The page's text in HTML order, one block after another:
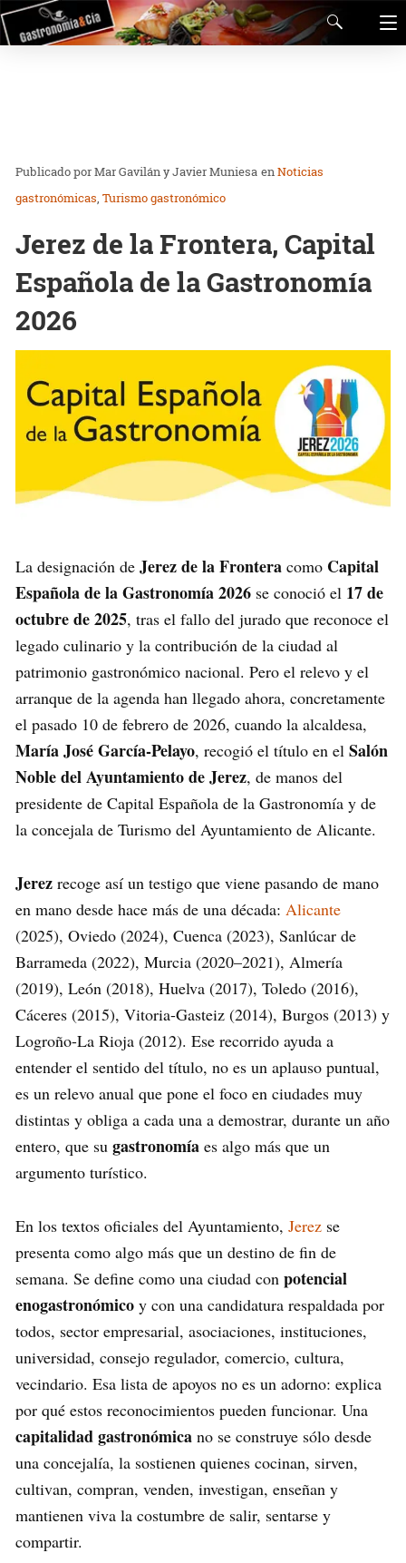
Mar Gavilán y Javier Muniesa enNoticias
gastronómicas Turismo gastronómico
Jerez de la Frontera, Capital
Española de la Gastronomía
2026
La designación de Jerez de la Frontera como Capital
Española de la Gastronomía 2026 se conoció el 17 de
octubre de 2025, tras el fallo del jurado que reconoce el
legado culinario y la contribución de la ciudad al
patrimonio gastronómico nacional. Pero el relevo y el
arranque de la agenda han llegado ahora, concretamente
el pasado 10 de febrero de 2026, cuando la alcaldesa,
María José García-Pelayo, recogió el título en el Salón
Noble del Ayuntamiento de Jerez, de manos del
presidente de Capital Española de la Gastronomía y de
la concejala de Turismo del Ayuntamiento de Alicante.
Jerez recoge así un testigo que viene pasando de mano
en mano desde hace más de una década: Alicante
(2025), Oviedo (2024), Cuenca (2023), Sanlúcar de
Barrameda (2022), Murcia (2020–2021), Almería
(2019), León (2018), Huelva (2017), Toledo (2016),
Cáceres (2015), Vitoria-Gasteiz (2014), Burgos (2013) y
Logroño-La Rioja (2012). Ese recorrido ayuda a
entender el sentido del título, no es un aplauso puntual,
es un relevo anual que pone el foco en ciudades muy
distintas y obliga a cada una a demostrar, durante un año
entero, que su gastronomía es algo más que un
argumento turístico.
En los textos oficiales del Ayuntamiento, Jerez se
presenta como algo más que un destino de fin de
semana. Se define como una ciudad con potencial
enogastronómico y con una candidatura respaldada por
todos, sector empresarial, asociaciones, instituciones,
universidad, consejo regulador, comercio, cultura,
vecindario. Esa lista de apoyos no es un adorno: explica
por qué estos reconocimientos pueden funcionar. Una
capitalidad gastronómica no se construye sólo desde
una concejalía, la sostienen quienes cocinan, sirven,
cultivan, compran, venden, investigan, enseñan y
mantienen viva la costumbre de salir, sentarse y
compartir.